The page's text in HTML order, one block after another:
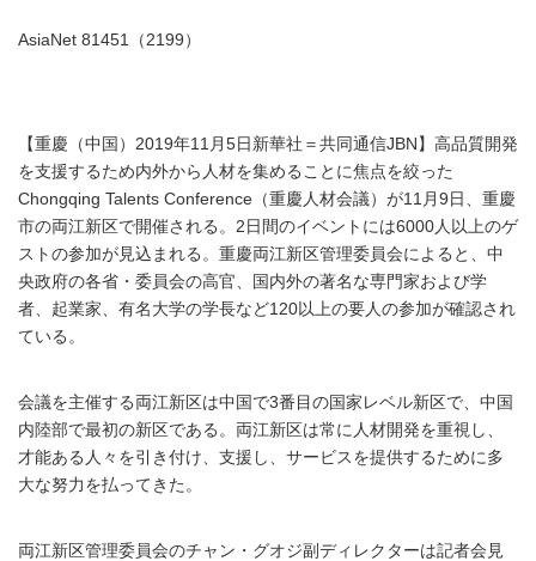
AsiaNet 81451（2199）
【重慶（中国）2019年11月5日新華社＝共同通信JBN】高品質開発
を支援するため内外から人材を集めることに焦点を絞った
Chongqing Talents Conference（重慶人材会議）が11月9日、重慶
市の両江新区で開催される。2日間のイベントには6000人以上のゲ
ストの参加が見込まれる。重慶両江新区管理委員会によると、中
央政府の各省・委員会の高官、国内外の著名な専門家および学
者、起業家、有名大学の学長など120以上の要人の参加が確認され
ている。
会議を主催する両江新区は中国で3番目の国家レベル新区で、中国
内陸部で最初の新区である。両江新区は常に人材開発を重視し、
才能ある人々を引き付け、支援し、サービスを提供するために多
大な努力を払ってきた。
両江新区管理委員会のチャン・グオジ副ディレクターは記者会見